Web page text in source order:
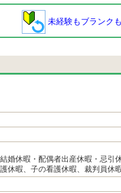
未経験もブランク
婚休暇・配偶者出産休暇・忌引
休暇、子の看護休暇、裁判員休